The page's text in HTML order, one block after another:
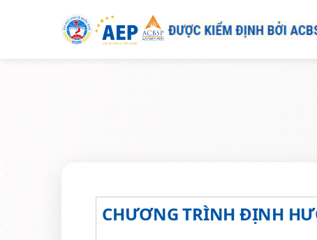
CHƯƠNG TRÌNH ĐỊNH